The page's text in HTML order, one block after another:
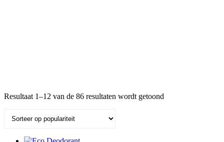
Resultaat 1–12 van de 86 resultaten wordt getoond